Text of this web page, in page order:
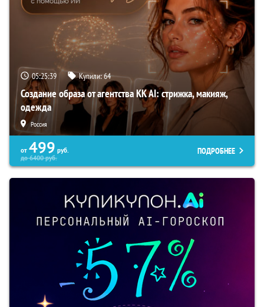
05:25:38 Купили:64
Создание образа от агентства KK AI: стрижка, макияж,
одежда
Россия
от 499 руб.
до6400руб.
ПОДРОБНЕЕ